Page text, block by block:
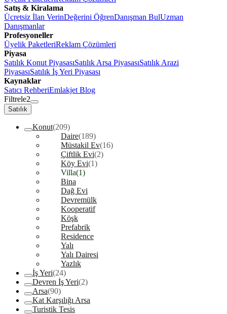
Satış & Kiralama
Ücretsiz İlan VerinDeğerini ÖğrenDanışman BulUzman
Danışmanlar
Profesyoneller
Üyelik PaketleriReklam Çözümleri
Piyasa
Satılık Konut PiyasasıSatılık Arsa PiyasasıSatılık Arazi
PiyasasıSatılık İş Yeri Piyasası
Kaynaklar
Satıcı RehberiEmlakjet Blog
Filtrele2
Satılık
Konut(209)
Daire(189)
Müstakil Ev(16)
Çiftlik Evi(2)
Köy Evi(1)
Villa(1)
Bina
Dağ Evi
Devremülk
Kooperatif
Köşk
Prefabrik
Residence
Yalı
Yalı Dairesi
Yazlık
İş Yeri(24)
Devren İş Yeri(2)
Arsa(90)
Kat Karşılığı Arsa
Turistik Tesis